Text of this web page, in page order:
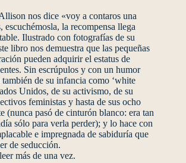
nos dice «voy a contaros una
escuchémosla, la recompensa llega
Ilustrado con fotografías de su
libro nos demuestra que las pequeñas
pueden adquirir el estatus de
Sin escrúpulos y con un humor
de su infancia como ‘white
Unidos, de su activismo, de su
feministas y hasta de sus ocho
(nunca pasó de cinturón blanco: era tan
sólo para verla perder); y lo hace con
e impregnada de sabiduría que
de seducción.
más de una vez.